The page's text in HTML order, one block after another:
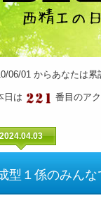
06/01 からあなたは累
日は 番目のア
2024.04.03
型１係のみん